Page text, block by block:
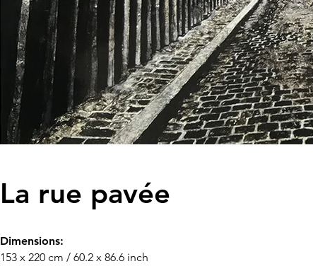
La rue pavée
Dimensions:
153 x 220 cm / 60.2 x 86.6 inch